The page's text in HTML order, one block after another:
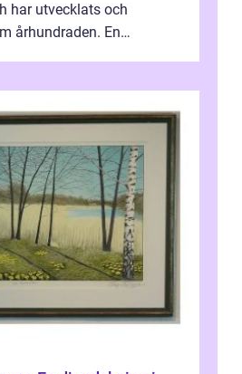
har utvecklats och
århundraden. En